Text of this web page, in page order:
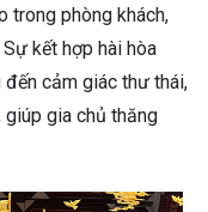
trong phòng khách,
kết hợp hài hòa
cảm giác thư thái,
gia chủ thăng